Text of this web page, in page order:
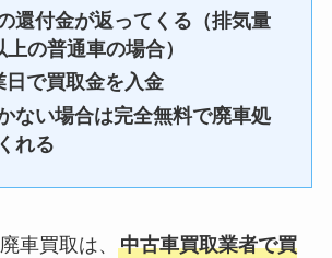
還付金が返ってくる（排気量
の普通車の場合）
日で買取金を入金
ない場合は完全無料で廃車処
れる
車買取は、 中古車買取業者で買